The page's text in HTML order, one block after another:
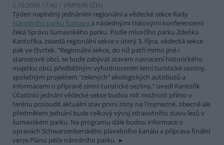
2.10.2000 17:40 | VIMPERK (ČIA)
Týden naplněný jednáními regionální a vědecké sekce Rady
Národního parku Šumava a následnými tiskovými konferencemi
čeká Správu šumavského parku. Podle mluvčího parku Zdeňka
Kantoříka, zasedá regionální sekce v úterý 3. října, vědecká sekce
pak ve čtvrtek. "Regionální sekce, do níž patří mimo jiné i
starostové obcí, se bude zabývat stavem navracení historického
majetku obcí, předběžným vyhodnocením letní turistické sezóny,
společným projektem "zelených" ekologických autobusů a
informacemi o přípravě zimní turistické sezóny," uvedl Kantořík.
Účastníci jednání vědecké sekce budou mít možnost přímo v
terénu posoudit aktuální stav první zóny na Trojmezné, obecně ale
předmětem jednání bude celkový vývoj zdravotního stavu lesů v
šumavském parku. Na programu dále budou informace o
opravách Schwarzenberského plavebního kanálu a příprava finální
verze Plánu péče národního parku.